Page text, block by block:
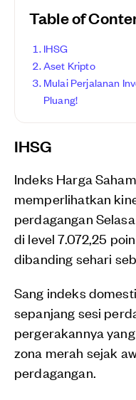
Table of
IHSG
Aset Kripto
Mulai Perjalanan
Pluang!
IHSG
Indeks Harga
memperlihatkan
perdagangan
di level 7.072,25
dibanding sehari
Sang indeks
sepanjang sesi
pergerakannya
zona merah sejak
perdagangan.